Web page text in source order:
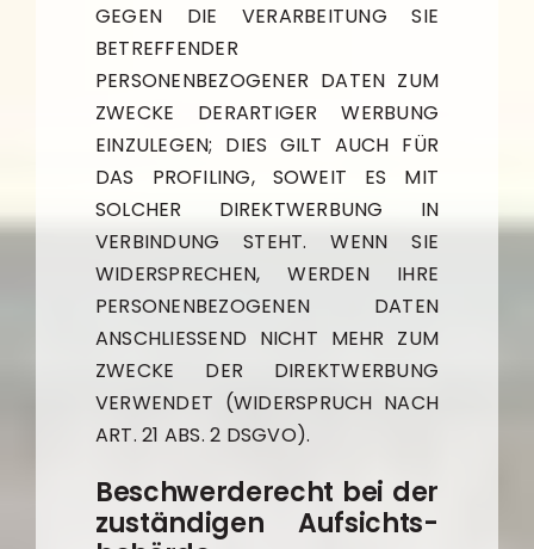
GEGEN DIE VERARBEITUNG SIE
BETREFFENDER
PERSONENBEZOGENER DATEN ZUM
ZWECKE DERARTIGER WERBUNG
EINZULEGEN; DIES GILT AUCH FÜR
DAS PROFILING, SOWEIT ES MIT
SOLCHER DIREKTWERBUNG IN
VERBINDUNG STEHT. WENN SIE
WIDERSPRECHEN, WERDEN IHRE
PERSONENBEZOGENEN DATEN
ANSCHLIESSEND NICHT MEHR ZUM
ZWECKE DER DIREKTWERBUNG
VERWENDET (WIDERSPRUCH NACH
ART. 21 ABS. 2 DSGVO).
Beschwerde­recht bei der
zuständigen Aufsichts­